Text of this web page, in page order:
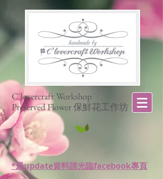
C'lovercraft Workshop
Preserved Flower 保鮮花工作坊
*最update資料請光臨facebook專頁